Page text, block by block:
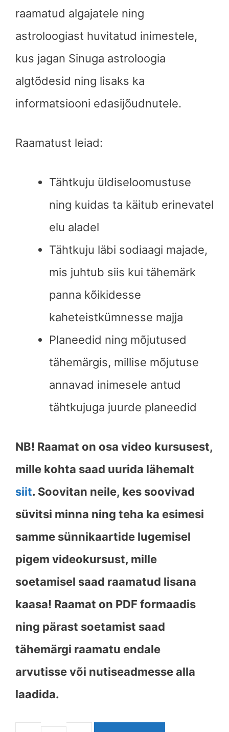
raamatud algajatele ning
astroloogiast huvitatud inimestele,
kus jagan Sinuga astroloogia
algtõdesid ning lisaks ka
informatsiooni edasijõudnutele.
Raamatust leiad:
Tähtkuju üldiseloomustuse
ning kuidas ta käitub erinevatel
elu aladel
Tähtkuju läbi sodiaagi majade,
mis juhtub siis kui tähemärk
panna kõikidesse
kaheteistkümnesse majja
Planeedid ning mõjutused
tähemärgis, millise mõjutuse
annavad inimesele antud
tähtkujuga juurde planeedid
NB! Raamat on osa video kursusest,
mille kohta saad uurida lähemalt
siit. Soovitan neile, kes soovivad
süvitsi minna ning teha ka esimesi
samme sünnikaartide lugemisel
pigem videokursust, mille
soetamisel saad raamatud lisana
kaasa! Raamat on PDF formaadis
ning pärast soetamist saad
tähemärgi raamatu endale
arvutisse või nutiseadmesse alla
laadida.